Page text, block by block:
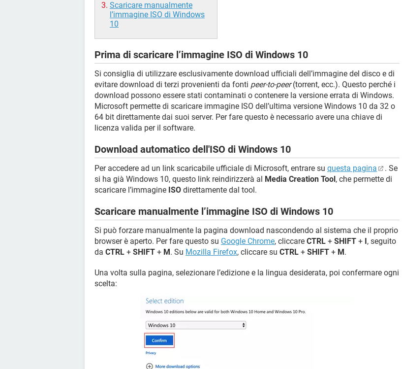
Scaricare manualmente
l’immagine ISO di Windows
10
Prima di scaricare l’immagine ISO di Windows 10
Si consiglia di utilizzare esclusivamente download ufficiali dell’immagine del disco e di
evitare download di terzi provenienti da fonti peer-to-peer(torrent, ecc.). Questo perché i
download possono essere stati contaminati o contenere la versione errata di Windows.
Microsoft permette di scaricare immagine ISO dell’ultima versione Windows 10 da 32 o
64 bit direttamente dai suoi server. Per fare questo è necessario avere una chiave di
licenza valida per il software.
Download automatico dell'ISO di Windows 10
Per accedere ad un link scaricabile ufficiale di Microsoft, entrare su questa pagina
. Se
si ha già Windows 10, questo link reindirizzerà al Media Creation Tool, che permette di
scaricare l’immagine ISO direttamente dal tool.
Scaricare manualmente l’immagine ISO di Windows 10
Si può forzare manualmente la pagina download nascondendo al sistema che il proprio
browser è aperto. Per fare questo su Google Chrome, cliccare CTRL + SHIFT + I, seguito
da CTRL + SHIFT + M. Su Mozilla Firefox, cliccare su CTRL + SHIFT + M.
Una volta sulla pagina, selezionare l’edizione e la lingua desiderata, poi confermare ogni
scelta: